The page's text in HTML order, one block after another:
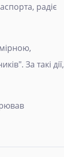
радіє
За такі дії,